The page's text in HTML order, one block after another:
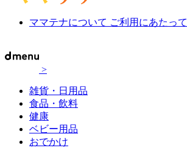
ママテナについて ご利用にあたって
>
雑貨・日用品
食品・飲料
健康
ベビー用品
おでかけ